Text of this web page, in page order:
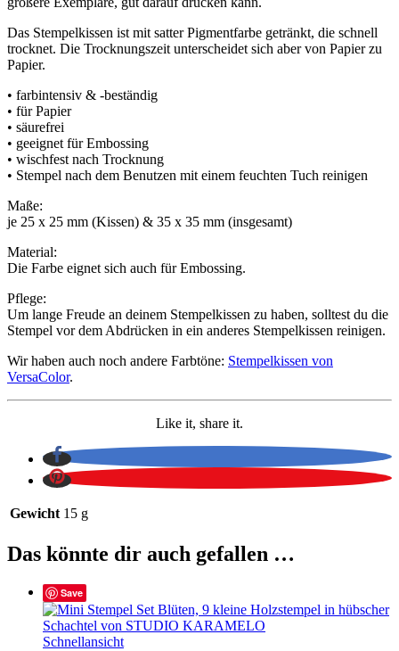
Das Stempelkissen ist mit satter Pigmentfarbe getränkt, die schnell
trocknet. Die Trocknungszeit unterscheidet sich aber von Papier zu
Papier.
• farbintensiv & -beständig
• für Papier
• säurefrei
• geeignet für Embossing
• wischfest nach Trocknung
• Stempel nach dem Benutzen mit einem feuchten Tuch reinigen
Maße:
je 25 x 25 mm (Kissen) & 35 x 35 mm (insgesamt)
Material:
Die Farbe eignet sich auch für Embossing.
Pflege:
Um lange Freude an deinem Stempelkissen zu haben, solltest du die
Stempel vor dem Abdrücken in ein anderes Stempelkissen reinigen.
Wir haben auch noch andere Farbtöne: Stempelkissen von
VersaColor.
Like it, share it.
Gewicht 15 g
Das könnte dir auch gefallen …
Save
Schnellansicht